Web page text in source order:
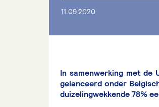
11.09.2020
In samenwerking met de
gelanceerd onder
duizelingwekkende 78%